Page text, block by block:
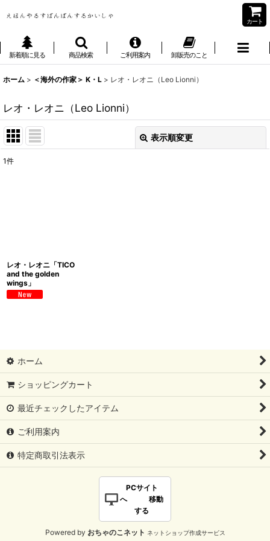
カート
新着順に見る 商品検索 ご利用案内 卸販売のこと
ホーム > ＜海外の作家＞ K・L > レオ・レオニ（Leo Lionni）
レオ・レオニ（Leo Lionni）
表示順変更
1件
レオ・レオニ「TICO
and the golden
wings」
ホーム
ショッピングカート
最近チェックしたアイテム
ご利用案内
特定商取引法表示
PCサイト
へ 移動
する
Powered by おちゃのこネット ネットショップ作成サービス